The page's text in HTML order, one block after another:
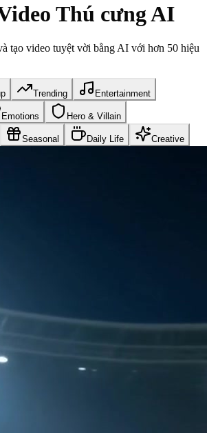
Thú cưng AI
tạo video tuyệt vời bằng AI với hơn 50 hiệu
Trending Entertainment
Emotions Hero & Villain
Seasonal Daily Life Creative